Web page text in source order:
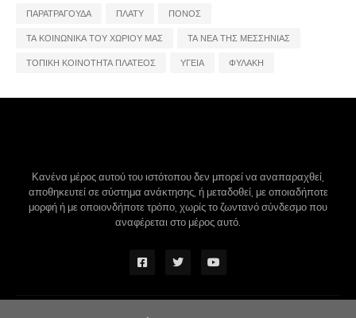
ΠΑΡΑΤΡΑΓΟΥΔΑ
ΠΛΑΤΥ
ΠΟΝΟΣ
ΤΑ ΚΟΙΝΩΝΙΚΑ ΤΟΥ ΧΩΡΙΟΥ ΜΑΣ
ΤΑ ΝΕΑ ΤΗΣ ΜΕΣΣΗΝΙΑΣ
ΤΟΠΙΚΗ ΚΟΙΝΟΤΗΤΑ ΠΛΑΤΕΟΣ
ΥΓΕΙΑ ΦΥΛΑΚΗ
Κανένα μέρος αυτού του ιστότοπου δεν μπορεί να αναπαραχθεί,
αποθηκευτεί σε σύστημα ανάκτησης, ή μεταδοθεί, με οποιαδήποτε
μορφή ή με οποιονδήποτε τρόπο, χωρίς το ζωντανό σύνδεσμο που
αναφέρεται στο μέρος αυτό.